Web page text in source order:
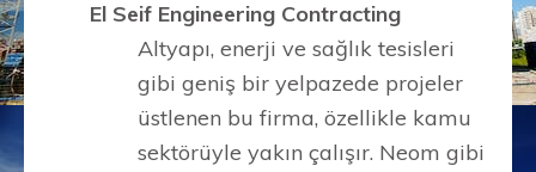
El Seif Engineering Contracting
Altyapı, enerji ve sağlık tesisleri
gibi geniş bir yelpazede projeler
üstlenen bu firma, özellikle kamu
sektörüyle yakın çalışır. Neom gibi